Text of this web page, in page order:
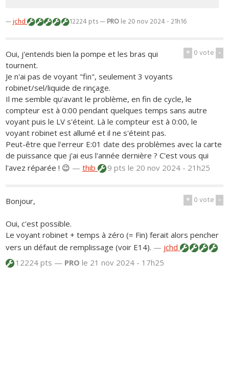
—jchd 12224 pts —PROle 20 nov 2024 - 21h16
+ 0vote -
Oui, j'entends bien la pompe et les bras qui
tournent.
Je n'ai pas de voyant "fin", seulement 3 voyants
robinet/sel/liquide de rinçage.
Il me semble qu'avant le problème, en fin de cycle, le
compteur est à 0:00 pendant quelques temps sans autre
voyant puis le LV s'éteint. Là le compteur est à 0:00, le
voyant robinet est allumé et il ne s'éteint pas.
Peut-être que l'erreur E:01 date des problèmes avec la carte
de puissance que j'ai eus l'année dernière ? C'est vous qui
l'avez réparée ! 😉 —thib 9 ptsle 20 nov 2024 - 21h25
+ 0vote -
Bonjour,
Oui, c'est possible.
Le voyant robinet + temps à zéro (= Fin) ferait alors pencher
vers un défaut de remplissage (voir E14). — jchd
12224 pts — PRO le 21 nov 2024 - 17h25